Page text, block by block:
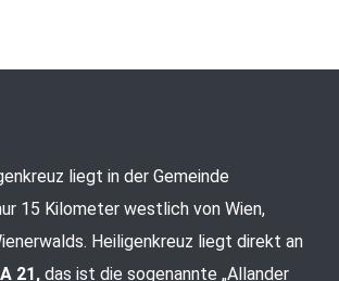
liegt in der Gemeinde
15 Kilometer westlich von Wien,
Heiligenkreuz liegt direkt an
21, das ist die sogenannte „Allander